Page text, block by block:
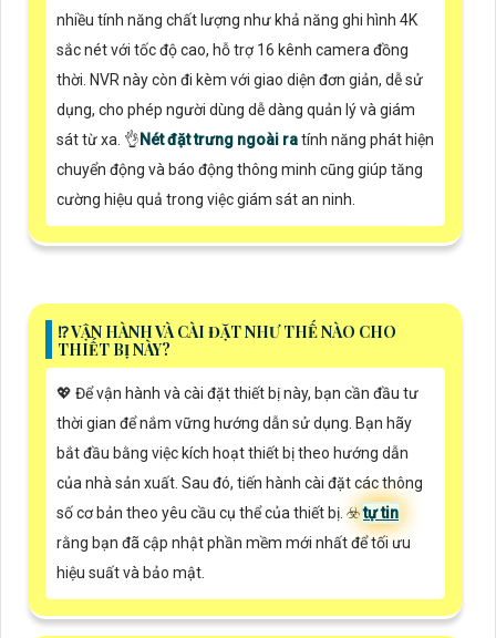
nhiều tính năng chất lượng như khả năng ghi hình 4K
sắc nét với tốc độ cao, hỗ trợ 16 kênh camera đồng
thời. NVR này còn đi kèm với giao diện đơn giản, dễ sử
dụng, cho phép người dùng dễ dàng quản lý và giám
sát từ xa. 👌 Nét đặt trưng ngoài ratính năng phát hiện
chuyển động và báo động thông minh cũng giúp tăng
cường hiệu quả trong việc giám sát an ninh.
⁉️ VẬN HÀNH VÀ CÀI ĐẶT NHƯ THẾ NÀO CHO
THIẾT BỊ NÀY?
💖 Để vận hành và cài đặt thiết bị này, bạn cần đầu tư
thời gian để nắm vững hướng dẫn sử dụng. Bạn hãy
bắt đầu bằng việc kích hoạt thiết bị theo hướng dẫn
của nhà sản xuất. Sau đó, tiến hành cài đặt các thông
số cơ bản theo yêu cầu cụ thể của thiết bị. ☣️tự tin
rằng bạn đã cập nhật phần mềm mới nhất để tối ưu
hiệu suất và bảo mật.